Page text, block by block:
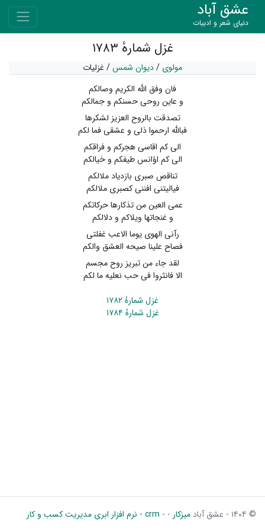
عشق آباد
دنیای شعر و ادبیات
غزل شمارهٔ ۱۷۸۳
مولوی /دیوان شمس/ غزلیات
فان وفق الله الکریم وصالکم
و عاین روحی حسنکم و جمالکم
تصدقت بالروح العزیز لشکرها
فبالله ارحموا ذلی و عشقی فما لکم
الی کم اقاسی هجرکم و فراقکم
الی کم اؤانس طیفکم و خیالکم
تناقص صبری بازدیاد ملالکم
فیالیتنی افننی کصبری ملالکم
عمی العین من تذکارها حرکاتکم
و غنجاتها ویلاکم و دلالکم
رآنی الهوی یوما الاعب غفلتی
فصاح علینا صیحه العشق والکم
لقد جاء من تبریز روح مجسم
الا فانثروا فی حب نعلیه ما لکم
غزل شمارهٔ ۱۷۸۲
غزل شمارهٔ ۱۷۸۴
© ۱۴۰۴ - عشق آباد میزکار - - crm - نرم افزار ابری مدیریت کسب و کار